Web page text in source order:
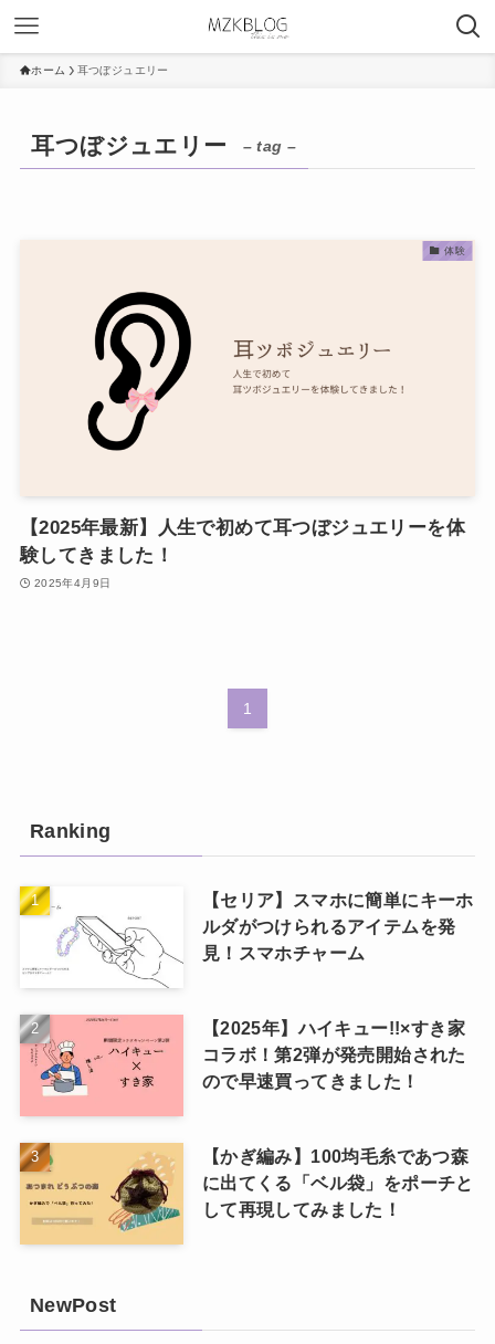
ホーム 耳つぼジュエリー
耳つぼジュエリー – tag –
体験
【2025年最新】人生で初めて耳つぼジュエリーを体
験してきました！
2025年4月9日
1
Ranking
【セリア】スマホに簡単にキーホ
ルダがつけられるアイテムを発
見！スマホチャーム
【2025年】ハイキュー!!×すき家
コラボ！第2弾が発売開始された
ので早速買ってきました！
【かぎ編み】100均毛糸であつ森
に出てくる「ベル袋」をポーチと
して再現してみました！
NewPost